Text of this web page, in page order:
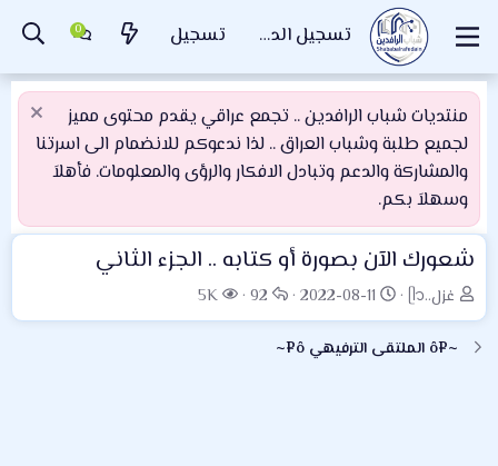
تسجيل الدخول تسجيل
منتديات شباب الرافدين .. تجمع عراقي يقدم محتوى مميز
لجميع طلبة وشباب العراق .. لذا ندعوكم للانضمام الى اسرتنا
والمشاركة والدعم وتبادل الافكار والرؤى والمعلومات. فأهلاَ
وسهلاَ بكم.
شعورك الآن بصورة أو كتابه .. الجزء الثاني
ب
ا
د
غزل..ᥫ᭡
ت
ا
ر
2022-08-11
ا
ل
92
ا
ل
5K
~¤ô الملتقى الترفيهي ô¤~